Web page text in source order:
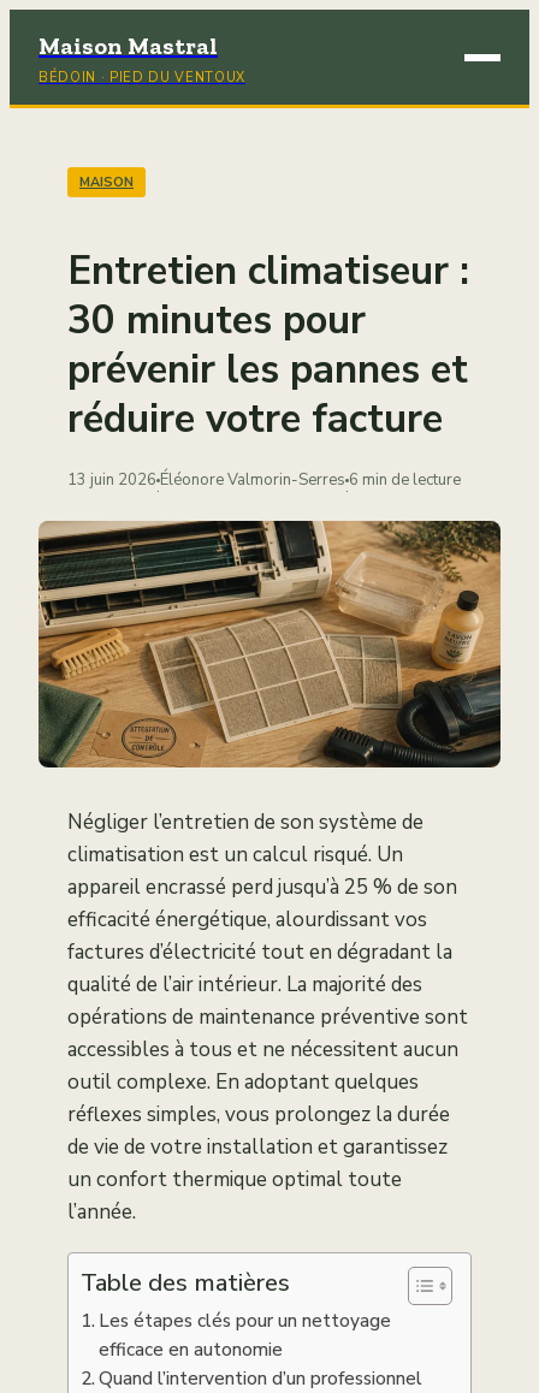
Maison Mastral
BÉDOIN · PIED DU VENTOUX
MAISON
Entretien climatiseur :
30 minutes pour
prévenir les pannes et
réduire votre facture
13 juin 2026·Éléonore Valmorin-Serres·6 min de lecture
Négliger l’entretien de son système de
climatisation est un calcul risqué. Un
appareil encrassé perd jusqu’à 25 % de son
efficacité énergétique, alourdissant vos
factures d’électricité tout en dégradant la
qualité de l’air intérieur. La majorité des
opérations de maintenance préventive sont
accessibles à tous et ne nécessitent aucun
outil complexe. En adoptant quelques
réflexes simples, vous prolongez la durée
de vie de votre installation et garantissez
un confort thermique optimal toute
l’année.
Table des matières
Les étapes clés pour un nettoyage
efficace en autonomie
Quand l’intervention d’un professionnel